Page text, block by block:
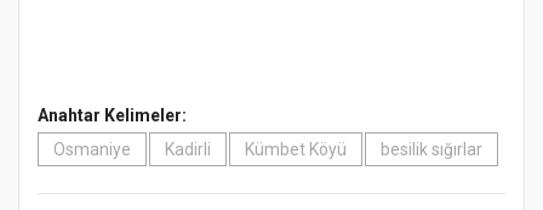
Anahtar Kelimeler:
Osmaniye
Kadirli Kümbet Köyü besilik sığırlar